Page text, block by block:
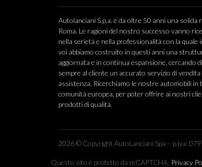
Autolanciani S.p.a. è da oltre 50 anni una solida
Roma. Le ragioni del nostro successo vanno
nella serietà e nella professionalità con la quale
voi abbiamo costruito in questi anni una
aggiornata e in continua espansione, cercando
sempre al cliente un accurato servizio di vendita
assistenza. Ricerchiamo le nostre automobili in
comunità europea, per poter offrire ai nostri
prodotti di qualità.
2026 © Copyright AutoLanciani Spa – p.iva:
Questo sito è protetto da reCAPTCHA. Privacy